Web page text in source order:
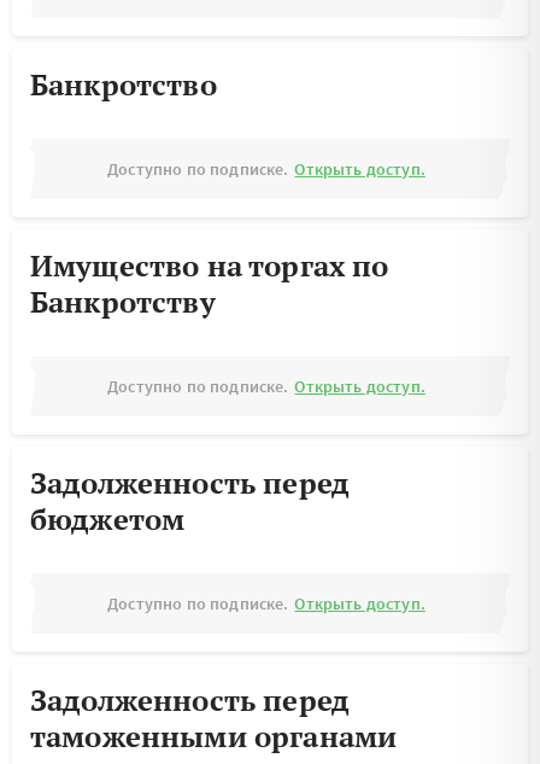
Банкротство
Доступно по подписке. Открыть доступ.
Имущество на торгах по
Банкротству
Доступно по подписке. Открыть доступ.
Задолженность перед
бюджетом
Доступно по подписке. Открыть доступ.
Задолженность перед
таможенными органами